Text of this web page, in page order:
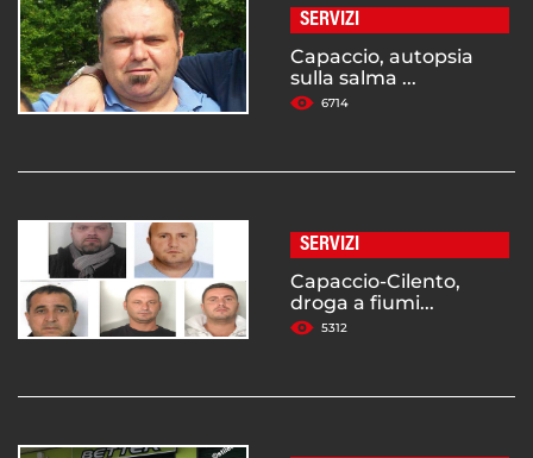
SERVIZI
Capaccio, autopsia
sulla salma ...
6714
SERVIZI
Capaccio-Cilento,
droga a fiumi...
5312